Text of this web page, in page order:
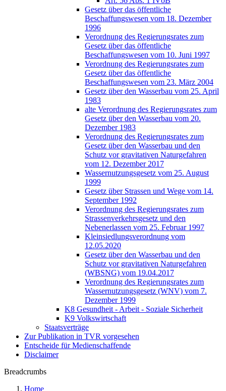
Gesetz über das öffentliche
Beschaffungswesen vom 18. Dezember
1996
Verordnung des Regierungsrates zum
Gesetz über das öffentliche
Beschaffungswesen vom 10. Juni 1997
Verordnung des Regierungsrates zum
Gesetz über das öffentliche
Beschaffungswesen vom 23. März 2004
Gesetz über den Wasserbau vom 25. April
1983
alte Verordnung des Regierungsrates zum
Gesetz über den Wasserbau vom 20.
Dezember 1983
Verordnung des Regierungsrates zum
Gesetz über den Wasserbau und den
Schutz vor gravitativen Naturgefahren
vom 12. Dezember 2017
Wassernutzungsgesetz vom 25. August
1999
Gesetz über Strassen und Wege vom 14.
September 1992
Verordnung des Regierungsrates zum
Strassenverkehrsgesetz und den
Nebenerlassen vom 25. Februar 1997
Kleinsiedlungsverordnung vom
12.05.2020
Gesetz über den Wasserbau und den
Schutz vor gravitativen Naturgefahren
(WBSNG) vom 19.04.2017
Verordnung des Regierungsrates zum
Wassernutzungsgesetz (WNV) vom 7.
Dezember 1999
K8 Gesundheit - Arbeit - Soziale Sicherheit
K9 Volkswirtschaft
Staatsverträge
Zur Publikation in TVR vorgesehen
Entscheide für Medienschaffende
Disclaimer
Breadcrumbs
Home